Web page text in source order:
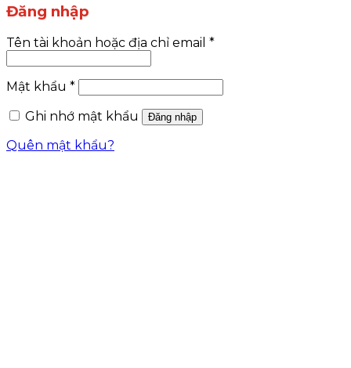
Đăng nhập
Tên tài khoản hoặc địa chỉ email *
Mật khẩu *
Ghi nhớ mật khẩu
Đăng nhập
Quên mật khẩu?